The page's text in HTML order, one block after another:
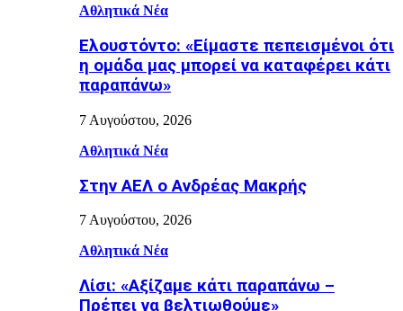
Αθλητικά Νέα
Ελουστόντο: «Είμαστε πεπεισμένοι ότι
η ομάδα μας μπορεί να καταφέρει κάτι
παραπάνω»
7 Αυγούστου, 2026
Αθλητικά Νέα
Στην ΑΕΛ ο Ανδρέας Μακρής
7 Αυγούστου, 2026
Αθλητικά Νέα
Λίσι: «Αξίζαμε κάτι παραπάνω –
Πρέπει να βελτιωθούμε»